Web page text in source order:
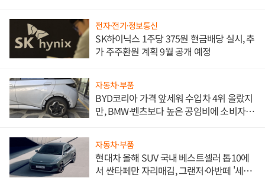
전자·전기·정보통신
SK하이닉스 1주당 375원 현금배당 실시, 추
가 주주환원 계획 9월 공개 예정
자동차·부품
BYD코리아 가격 앞세워 수입차 4위 올랐지
만, BMW·벤츠보다 높은 공임비에 소비자
자동차·부품
현대차 올해 SUV 국내 베스트셀러 톱10에
서 싼타페만 자리매김, 그랜저·아반떼 '세단